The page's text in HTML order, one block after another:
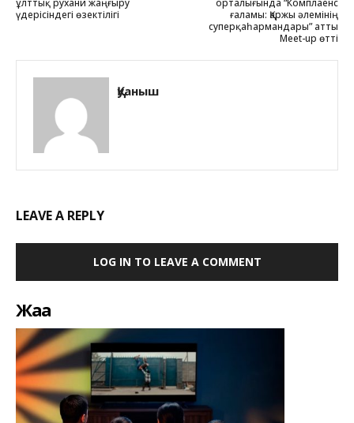
үдерісіндегі өзектілігі
ғаламы: Қаржы әлемінің
суперқаһармандары” атты
Meet-up өтті
Қуаныш
LEAVE A REPLY
LOG IN TO LEAVE A COMMENT
Жаңа